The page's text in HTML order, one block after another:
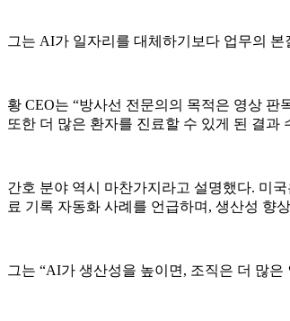
그는 AI가 일자리를 대체하기보다 업무의
황 CEO는 “방사선 전문의의 목적은 영상
또한 더 많은 환자를 진료할 수 있게 된 결과
간호 분야 역시 마찬가지라고 설명했다. 미
료 기록 자동화 사례를 언급하며, 생산성 향
그는 “AI가 생산성을 높이면, 조직은 더 많